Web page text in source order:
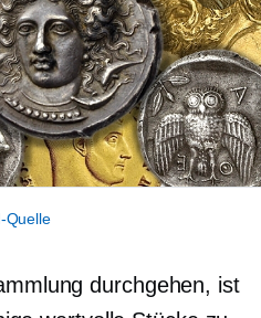
Quelle
durchgehen, ist